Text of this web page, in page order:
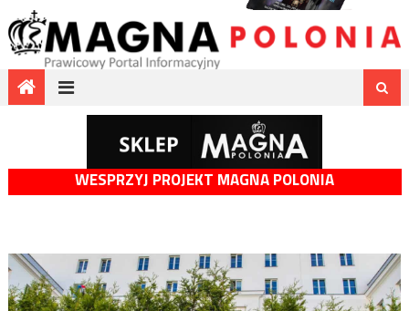
WESPRZYJ PROJEKT MAGNA POLONIA